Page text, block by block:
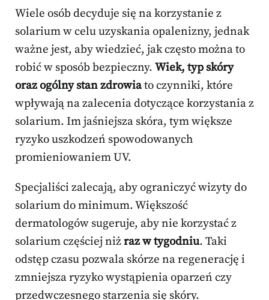
Wiele osób decyduje się na korzystanie z
solarium w celu uzyskania opalenizny, jednak
ważne jest, aby wiedzieć, jak często można to
robić w sposób bezpieczny. Wiek, typ skóry
oraz ogólny stan zdrowiato czynniki, które
wpływają na zalecenia dotyczące korzystania z
solarium. Im jaśniejsza skóra, tym większe
ryzyko uszkodzeń spowodowanych
promieniowaniem UV.
Specjaliści zalecają, aby ograniczyć wizyty do
solarium do minimum. Większość
dermatologów sugeruje, aby nie korzystać z
solarium częściej niżraz w tygodniu. Taki
odstęp czasu pozwala skórze na regenerację i
zmniejsza ryzyko wystąpienia oparzeń czy
przedwczesnego starzenia się skóry.